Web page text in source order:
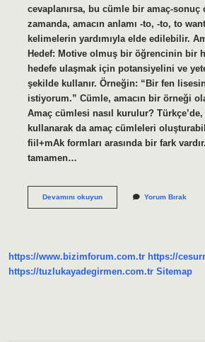
cevaplanırsa, bu cümle bir amaç-sonuç
zamanda, amacın anlamı -to, -to, to
kelimelerin yardımıyla elde edilebilir.
Hedef: Motive olmuş bir öğrencinin bir
hedefe ulaşmak için potansiyelini ve
şekilde kullanır. Örneğin: “Bir fen
istiyorum.” Cümle, amacın bir örneği
Amaç cümlesi nasıl kurulur?
kullanarak da amaç cümleleri
fiil+mAk formları arasında bir fark
tamamen…
Devamını okuyunAmaç
Yorum Bırak
https://www.bizimforum.com.tr https://
https://tuzlukayadegirmen.com.tr Sitemap